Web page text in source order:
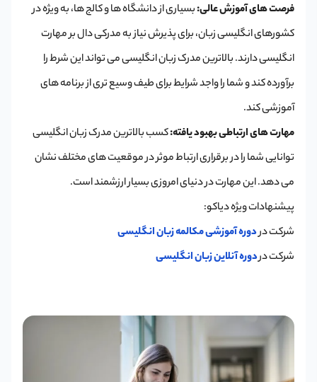
فرصت های آموزش عالی:بسیاری از دانشگاه ها و کالج ها، به ویژه در
کشورهای انگلیسی زبان، برای پذیرش نیاز به مدرکی دال بر مهارت
انگلیسی دارند. بالاترین مدرک زبان انگلیسی می تواند این شرط را
برآورده کند و شما را واجد شرایط برای طیف وسیع تری از برنامه های
آموزشی کند.
مهارت های ارتباطی بهبود یافته:کسب بالاترین مدرک زبان انگلیسی
توانایی شما را در برقراری ارتباط موثر در موقعیت های مختلف نشان
می دهد. این مهارت در دنیای امروزی بسیار ارزشمند است.
پیشنهادات ویژه دیاکو:
شرکت دردوره آموزشی مکالمه زبان انگلیسی
شرکت دردوره آنلاین زبان انگلیسی